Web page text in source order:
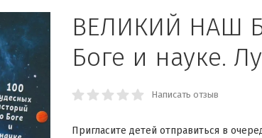
ВЕЛИКИЙ НАШ
Боге и науке.
Написать отзыв
Пригласите детей отправиться в